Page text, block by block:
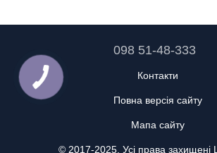
098 51-48-333
Контакти
Повна версія сайту
Мапа сайту
© 2017-2025. Усі права захищені